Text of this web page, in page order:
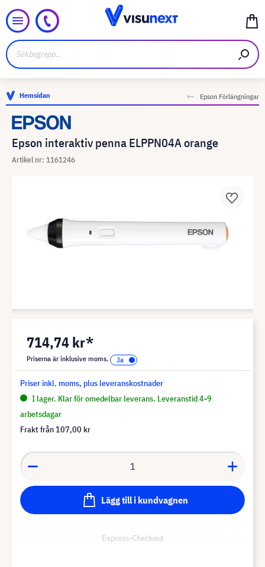
Hemsidan Epson Förlängningar
Epson interaktiv penna ELPPN04A orange
Artikel nr: 1161246
714,74 kr*
Priserna är inklusive moms.
Priser inkl. moms, plus leveranskostnader
I lager. Klar för omedelbar leverans. Leveranstid 4-9
arbetsdagar
Frakt från 107,00 kr
Lägg till i kundvagnen
Express-Checkout